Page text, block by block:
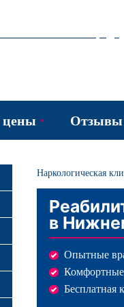
цены
наркомании
алкоголима
игромании
Отзывы
Наркологическая
в
Опытные
Комфортные
Бесплатная